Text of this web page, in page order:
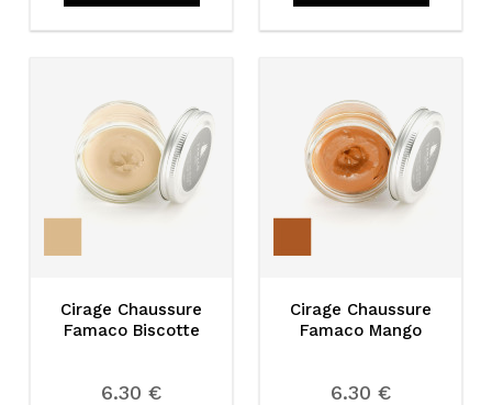
Cirage Chaussure
Famaco Biscotte
6.30 €
Cirage Chaussure
Famaco Mango
6.30 €